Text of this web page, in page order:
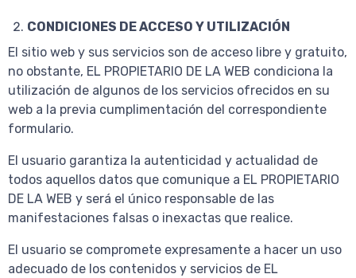
CONDICIONES DE ACCESO Y UTILIZACIÓN
El sitio web y sus servicios son de acceso libre y gratuito,
no obstante, EL PROPIETARIO DE LA WEB condiciona la
utilización de algunos de los servicios ofrecidos en su
web a la previa cumplimentación del correspondiente
formulario.
El usuario garantiza la autenticidad y actualidad de
todos aquellos datos que comunique a EL PROPIETARIO
DE LA WEB y será el único responsable de las
manifestaciones falsas o inexactas que realice.
El usuario se compromete expresamente a hacer un uso
adecuado de los contenidos y servicios de EL